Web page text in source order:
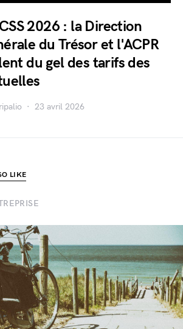
2026 : la Direction
du Trésor et l'ACPR
du gel des tarifs des
23 avril 2026
LIKE